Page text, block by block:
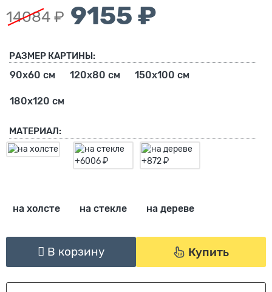
14084 ₽ 9155 ₽
РАЗМЕР КАРТИНЫ:
90х60 см 120х80 см 150х100 см
180х120 см
МАТЕРИАЛ:
на холсте на стекле на дереве
В корзину Купить